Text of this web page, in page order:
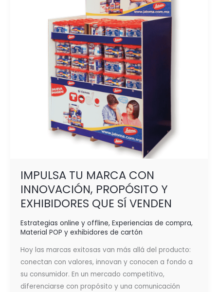
IMPULSA TU MARCA CON
INNOVACIÓN, PROPÓSITO Y
EXHIBIDORES QUE SÍ VENDEN
Estrategias online y offline, Experiencias de compra,
Material POP y exhibidores de cartón
Hoy las marcas exitosas van más allá del producto:
conectan con valores, innovan y conocen a fondo a
su consumidor. En un mercado competitivo,
diferenciarse con propósito y una comunicación
PROPÓSITO
EXHIBIDORES